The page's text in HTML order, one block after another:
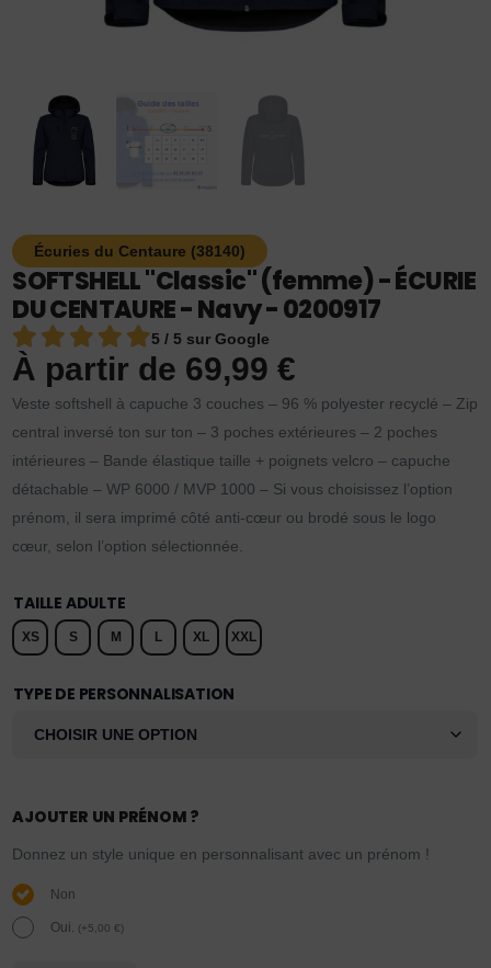
Écuries du Centaure (38140)
SOFTSHELL "Classic" (femme) - ÉCURIE
DU CENTAURE - Navy - 0200917
5 / 5 sur Google
À partir de 69,99€
Veste softshell à capuche 3 couches – 96 % polyester recyclé – Zip
central inversé ton sur ton – 3 poches extérieures – 2 poches
intérieures – Bande élastique taille + poignets velcro – capuche
détachable – WP 6000 / MVP 1000 – Si vous choisissez l’option
prénom, il sera imprimé côté anti-cœur ou brodé sous le logo
cœur, selon l’option sélectionnée.
TAILLE ADULTE
XS S M L XL XXL
TYPE DE PERSONNALISATION
AJOUTER UN PRÉNOM ?
Donnez un style unique en personnalisant avec un prénom !
Non
Oui. (+5,00€)